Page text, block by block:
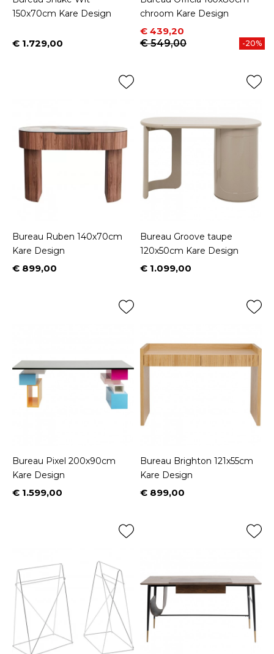
150x70cm Kare Design
Prijs
€ 1.729,00
chroom Kare Design
Prijs
€ 439,20
Normale prijs
€ 549,00
-20%
Bureau Ruben 140x70cm
Kare Design
Prijs
€ 899,00
Bureau Groove taupe
120x50cm Kare Design
Prijs
€ 1.099,00
Bureau Pixel 200x90cm
Kare Design
Prijs
€ 1.599,00
Bureau Brighton 121x55cm
Kare Design
Prijs
€ 899,00